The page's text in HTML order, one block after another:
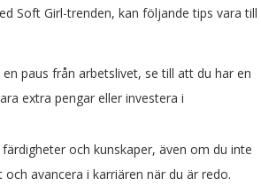
Soft Girl-trenden, kan följande tips vara till
paus från arbetslivet, se till att du har en
extra pengar eller investera i
och kunskaper, även om du inte
avancera i karriären när du är redo.